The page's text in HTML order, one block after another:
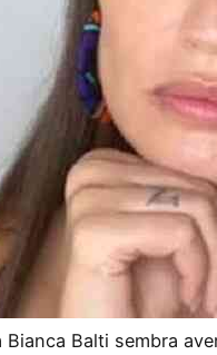
Balti sembra